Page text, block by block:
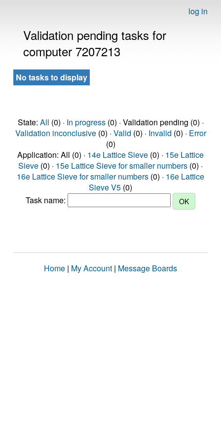
log in
Validation pending tasks for
computer 7207213
No tasks to display
State: All (0) · In progress(0) · Validation pending (0) ·
Validation inconclusive(0) · Valid (0) · Invalid (0) · Error
(0)
Application: All (0) · 14e Lattice Sieve (0) · 15e Lattice
Sieve (0) · 15e Lattice Sieve for smaller numbers (0) ·
16e Lattice Sieve for smaller numbers (0) · 16e Lattice
Sieve V5 (0)
Task name:
Home | My Account | Message Boards